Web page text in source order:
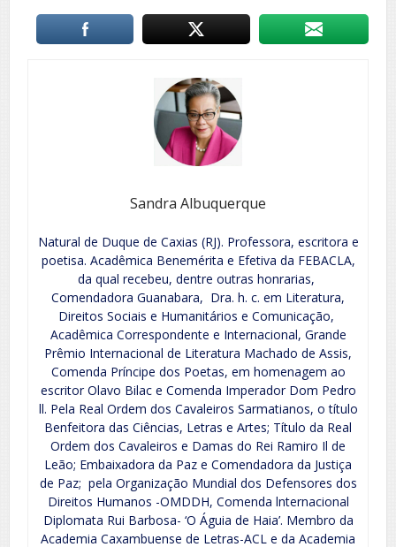
Sandra Albuquerque
Natural de Duque de Caxias (RJ). Professora, escritora e
poetisa. Acadêmica Benemérita e Efetiva da FEBACLA,
da qual recebeu, dentre outras honrarias,
Comendadora Guanabara, Dra. h. c. em Literatura,
Direitos Sociais e Humanitários e Comunicação,
Acadêmica Correspondente e Internacional, Grande
Prêmio Internacional de Literatura Machado de Assis,
Comenda Príncipe dos Poetas, em homenagem ao
escritor Olavo Bilac e Comenda Imperador Dom Pedro
ll. Pela Real Ordem dos Cavaleiros Sarmatianos, o título
Benfeitora das Ciências, Letras e Artes; Título da Real
Ordem dos Cavaleiros e Damas do Rei Ramiro Il de
Leão; Embaixadora da Paz e Comendadora da Justiça
de Paz; pela Organização Mundial dos Defensores dos
Direitos Humanos -OMDDH, Comenda lnternacional
Diplomata Rui Barbosa- ‘O Águia de Haia’. Membro da
Academia Caxambuense de Letras-ACL e da Academia